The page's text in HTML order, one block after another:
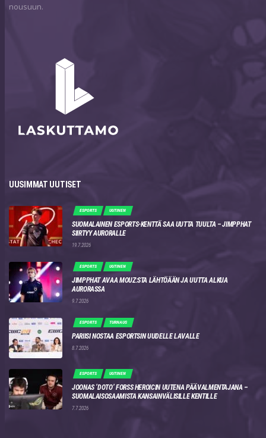
nousuun.
UUSIMMAT UUTISET
ESPORTS UUTINEN
SUOMALAINEN ESPORTS-KENTTÄ SAA UUTTA TUULTA – JIMPPHAT
SIIRTYY AURORALLE
19.7.2026
ESPORTS UUTINEN
JIMPPHAT AVAA MOUZ:STA LÄHTÖÄÄN JA UUTTA ALKUA
AURORASSA
9.7.2026
ESPORTS TURNAUS
PARIISI NOSTAA ESPORTSIN UUDELLE LAVALLE
8.7.2026
ESPORTS UUTINEN
JOONAS ‘DOTO’ FORSS HEROICIN UUTENA PÄÄVALMENTAJANA –
SUOMALAISOSAAMISTA KANSAINVÄLISILLE KENTILLE
7.7.2026